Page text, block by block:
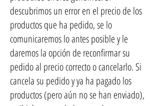
descubrimos un error en el precio de los
productos que ha pedido, se lo
comunicaremos lo antes posible y le
daremos la opción de reconfirmar su
pedido al precio correcto o cancelarlo. Si
cancela su pedido y ya ha pagado los
productos (pero aún no se han enviado),